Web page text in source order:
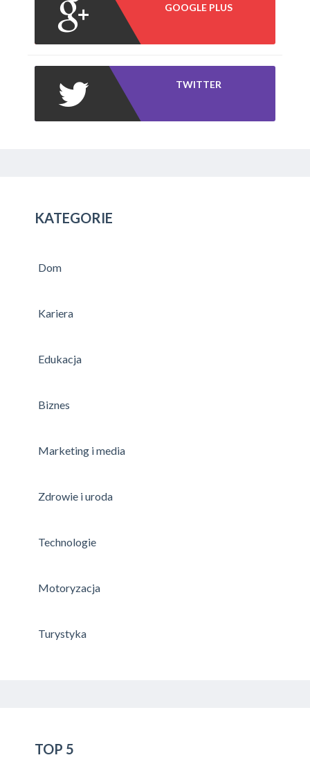
GOOGLE PLUS
TWITTER
KATEGORIE
Dom
Kariera
Edukacja
Biznes
Marketing i media
Zdrowie i uroda
Technologie
Motoryzacja
Turystyka
TOP 5